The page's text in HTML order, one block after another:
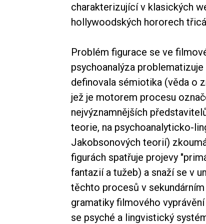
charakterizující v klasických
hollywoodských hororech
Problém figurace se ve
psychoanalýza
definovala sémiotika (věda o
jež je motorem procesu
nejvýznamnějších
teorie, na psychoanalyticko-
Jakobsonových teorií)
figurách spatřuje projevy
fantazií a tužeb) a snaží se v
těchto procesů v
gramatiky filmového
se psyché a lingvistický